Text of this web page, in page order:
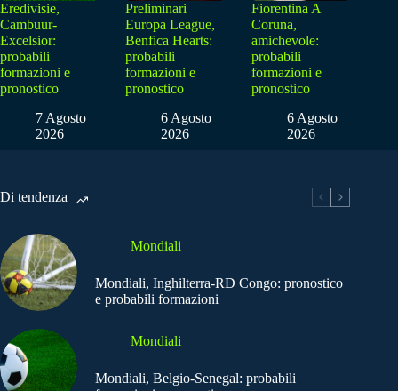
Eredivisie,
Cambuur-
Excelsior:
probabili
formazioni e
pronostico
7 Agosto
2026
Preliminari
Europa League,
Benfica Hearts:
probabili
formazioni e
pronostico
6 Agosto
2026
Fiorentina A
Coruna,
amichevole:
probabili
formazioni e
pronostico
6 Agosto
2026
Di tendenza
Mondiali
Mondiali, Inghilterra-RD Congo: pronostico
e probabili formazioni
Mondiali
Mondiali, Belgio-Senegal: probabili